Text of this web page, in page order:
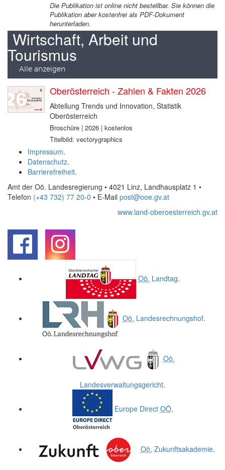
Die Publikation ist online nicht bestellbar. Sie können die
Publikation aber kostenfrei als PDF-Dokument
herunterladen.
Wirtschaft, Arbeit und
Tourismus
Alle anzeigen
Oberösterreich - Zahlen & Fakten 2026
Abteilung Trends und Innovation, Statistik
Oberösterreich
Broschüre | 2026 | kostenlos
Titelbild: vectorygraphics
Impressum.
Datenschutz.
Barrierefreiheit.
Amt der Oö. Landesregierung • 4021 Linz, Landhausplatz 1 •
Telefon (+43 732) 77 20-0 • E-Mail post@ooe.gv.at
www.land-oberoesterreich.gv.at
Oö. Landtag.
Oö. Landesrechnungshof.
Oö.
Landesverwaltungsgericht.
Europe Direct OÖ.
Oö. Zukunftsakademie.